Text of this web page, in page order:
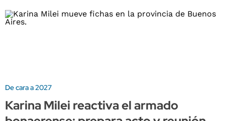
De cara a 2027
Karina Milei reactiva el armado